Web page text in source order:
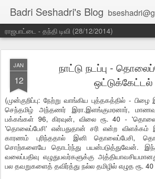
Badri Seshadri's Blog
ராஜபாட்டை - தந்தி டிவி (28/12/2014)
JAN
12
நாட்டு நடப்பு -
ஒட்டுக்கேட்டல்
(முன்குறிப்பு: நேற்று வாங்கிய புத்தகத்தில் -
செந்தமிழ் அந்தணர் இரா.இளங்குமரனார்,
பக்கங்கள் 96, கிரவுன், விலை ரூ. 40 -
'தொலைப்பேசி' என்பதுதான் சரி என்ற விளக்கம்
காரணம் புரிந்ததால் இனி தொலைப்பேசி,
சொற்களையே தொடர்ந்து பயன்படுத்துவேன்.
வலைப்பதிவு எழுதுபவர்களுக்கு
பல தவறுகளைத் தவிர்த்து நல்ல தமிழில் எழுத ரூ.